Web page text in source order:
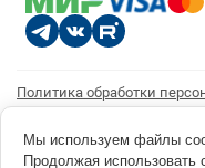
Политика обработки
Согласие на получение
Мы используем файлы
Продолжая использовать